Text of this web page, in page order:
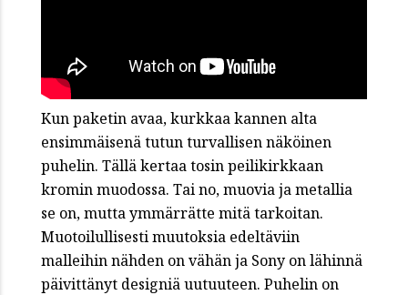
Kun paketin avaa, kurkkaa kannen alta
ensimmäisenä tutun turvallisen näköinen
puhelin. Tällä kertaa tosin peilikirkkaan
kromin muodossa. Tai no, muovia ja metallia
se on, mutta ymmärrätte mitä tarkoitan.
Muotoilullisesti muutoksia edeltäviin
malleihin nähden on vähän ja Sony on lähinnä
päivittänyt designiä uutuuteen. Puhelin on